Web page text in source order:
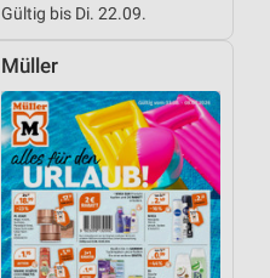
Gültig bis Di. 22.09.
Müller